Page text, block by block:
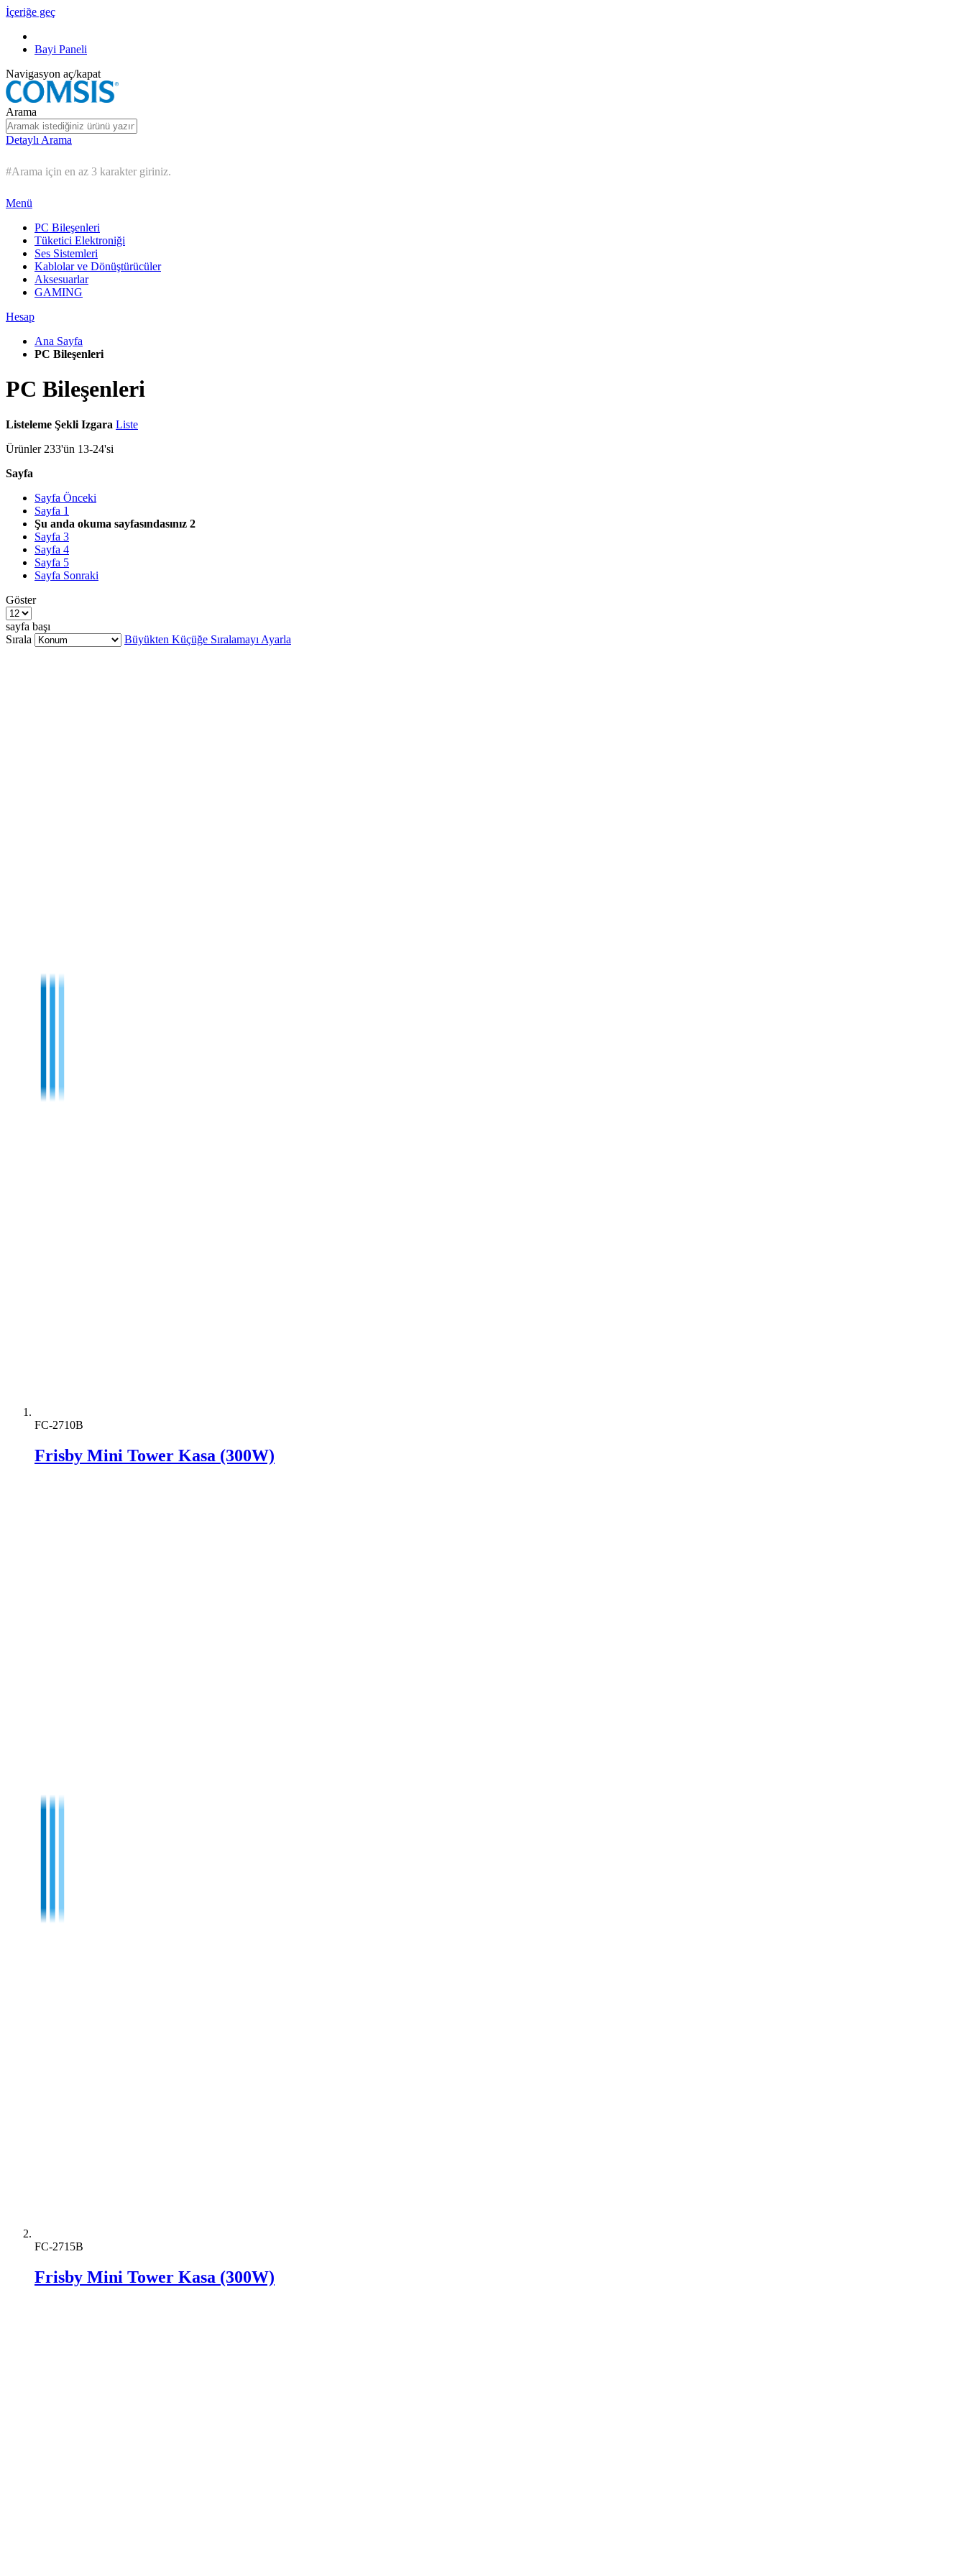
İçeriğe geç
Bayi Paneli
Navigasyon aç/kapat
Arama
Detaylı Arama
#Arama için en az 3 karakter giriniz.
Menü
PC Bileşenleri
Tüketici Elektroniği
Ses Sistemleri
Kablolar ve Dönüştürücüler
Aksesuarlar
GAMING
Hesap
Ana Sayfa
PC Bileşenleri
PC Bileşenleri
Listeleme Şekli Izgara Liste
Ürünler 233'ün 13-24'si
Sayfa
Sayfa Önceki
Sayfa 1
Şu anda okuma sayfasındasınız 2
Sayfa 3
Sayfa 4
Sayfa 5
Sayfa Sonraki
Göster
sayfa başı
Sırala
Büyükten Küçüğe Sıralamayı Ayarla
FC-2710B
Frisby Mini Tower Kasa (300W)
FC-2715B
Frisby Mini Tower Kasa (300W)